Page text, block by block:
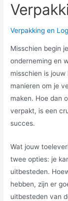
Verpakking en
Misschien begin
onderneming en
misschien is
manieren om je
maken. Hoe dan
verpakt, is een
succes.
Wat jouw
twee opties: je
uitbesteden.
hebben, zijn er
uitbesteden van